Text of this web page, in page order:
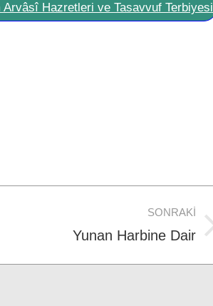
Arvâsî Hazretleri ve Tasavvuf Terbiyesi
SONRAKI
Yunan Harbine Dair